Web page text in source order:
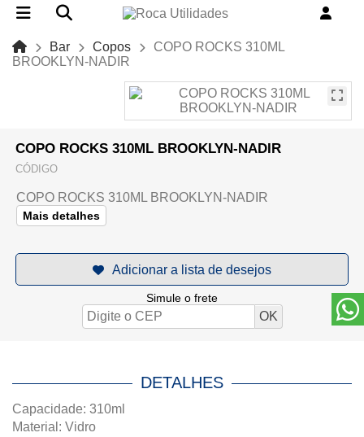
Bar Copos
COPO ROCKS 310ML
BROOKLYN-NADIR
COPO ROCKS 310ML BROOKLYN-NADIR
CÓDIGO
COPO ROCKS 310ML BROOKLYN-NADIR
Mais detalhes
Simule o frete
DETALHES
Capacidade: 310ml
Material: Vidro